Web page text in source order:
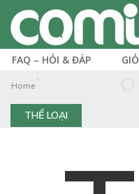
FAQ – HỎI & ĐÁP
Home
THỂ LOẠI